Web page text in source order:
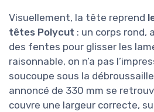
Visuellement, la tête reprend
têtes Polycut : un corps rond,
des fentes pour glisser les
raisonnable, on n’a pas
soucoupe sous la
annoncé de 330 mm se
couvre une largeur correcte,